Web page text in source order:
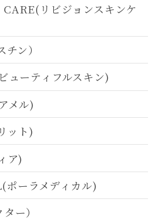
リビジョンスキンケ
ン）
ーティフルスキン)
メル)
ット)
ア)
ーラメディカル)
ー）